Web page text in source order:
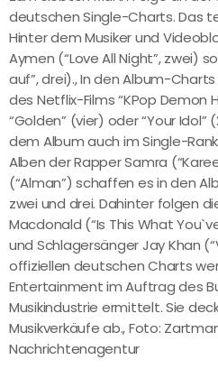
deutschen Single-Charts. Das
Hinter dem Musiker und
Aymen (“Love All Night”, zwei)
auf”, drei)., In den Album-
des Netflix-Films “KPop Demon
“Golden” (vier) oder “Your Idol”
dem Album auch im Single-
Alben der Rapper Samra
(“Alman”) schaffen es in den
zwei und drei. Dahinter folgen
Macdonald (“Is This What
und Schlagersänger Jay Khan
offiziellen deutschen Charts
Entertainment im Auftrag des
Musikindustrie ermittelt. Sie
Musikverkäufe ab., Foto:
Nachrichtenagentur